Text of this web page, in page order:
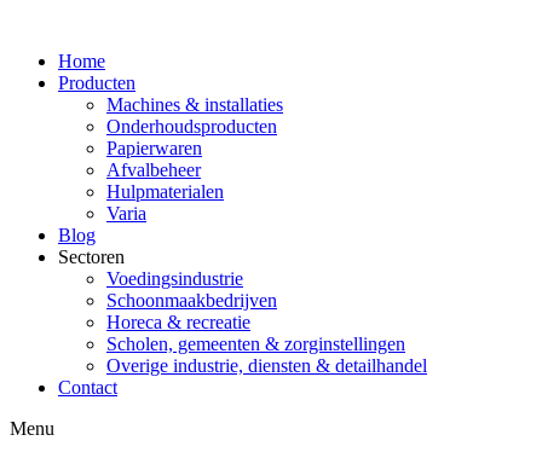
Home
Producten
Machines & installaties
Onderhoudsproducten
Papierwaren
Afvalbeheer
Hulpmaterialen
Varia
Blog
Sectoren
Voedingsindustrie
Schoonmaakbedrijven
Horeca & recreatie
Scholen, gemeenten & zorginstellingen
Overige industrie, diensten & detailhandel
Contact
Menu